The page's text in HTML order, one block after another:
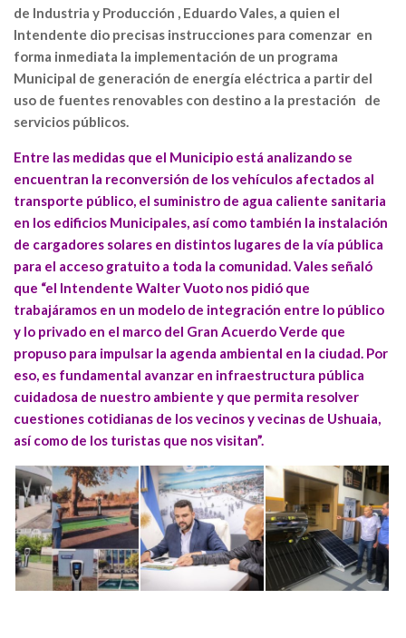
de Industria y Producción , Eduardo Vales, a quien el
Intendente dio precisas instrucciones para comenzar en
forma inmediata la implementación de un programa
Municipal de generación de energía eléctrica a partir del
uso de fuentes renovables con destino a la prestación de
servicios públicos.
Entre las medidas que el Municipio está analizando se
encuentran la reconversión de los vehículos afectados al
transporte público, el suministro de agua caliente sanitaria
en los edificios Municipales, así como también la instalación
de cargadores solares en distintos lugares de la vía pública
para el acceso gratuito a toda la comunidad. Vales señaló
que “el Intendente Walter Vuoto nos pidió que
trabajáramos en un modelo de integración entre lo público
y lo privado en el marco del Gran Acuerdo Verde que
propuso para impulsar la agenda ambiental en la ciudad. Por
eso, es fundamental avanzar en infraestructura pública
cuidadosa de nuestro ambiente y que permita resolver
cuestiones cotidianas de los vecinos y vecinas de Ushuaia,
así como de los turistas que nos visitan”.